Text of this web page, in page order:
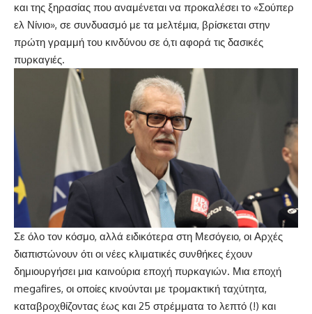
και της ξηρασίας που αναμένεται να προκαλέσει το «Σούπερ
ελ Νίνιο», σε συνδυασμό με τα μελτέμια, βρίσκεται στην
πρώτη γραμμή του κινδύνου σε ό,τι αφορά τις δασικές
πυρκαγιές.
Σε όλο τον κόσμο, αλλά ειδικότερα στη Μεσόγειο, οι Αρχές
διαπιστώνουν ότι οι νέες κλιματικές συνθήκες έχουν
δημιουργήσει μια καινούρια εποχή πυρκαγιών. Μια εποχή
megafires, οι οποίες κινούνται με τρομακτική ταχύτητα,
καταβροχθίζοντας έως και 25 στρέμματα το λεπτό (!) και